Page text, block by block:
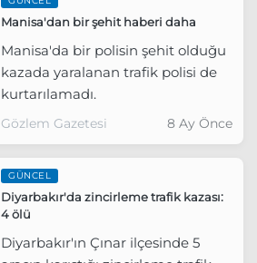
Manisa'dan bir şehit haberi daha
Manisa'da bir polisin şehit olduğu
kazada yaralanan trafik polisi de
kurtarılamadı.
Gözlem Gazetesi 8 Ay Önce
GÜNCEL
Diyarbakır'da zincirleme trafik kazası:
4 ölü
Diyarbakır'ın Çınar ilçesinde 5